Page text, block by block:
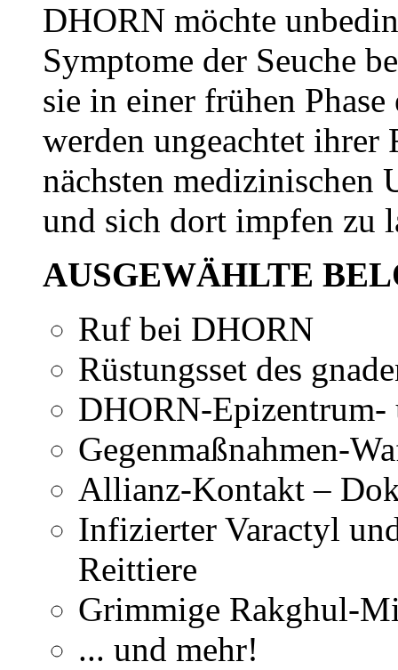
DHORN möchte
Symptome der Seuche
sie in einer frühen
werden ungeachtet ihrer
nächsten medizinischen
und sich dort impfen zu
AUSGEWÄHLTE
Ruf bei DHORN
Rüstungsset des
DHORN-Epizentrum-
Gegenmaßnahmen-
Allianz-Kontakt –
Infizierter Varactyl
Reittiere
Grimmige Rakghul-
... und mehr!